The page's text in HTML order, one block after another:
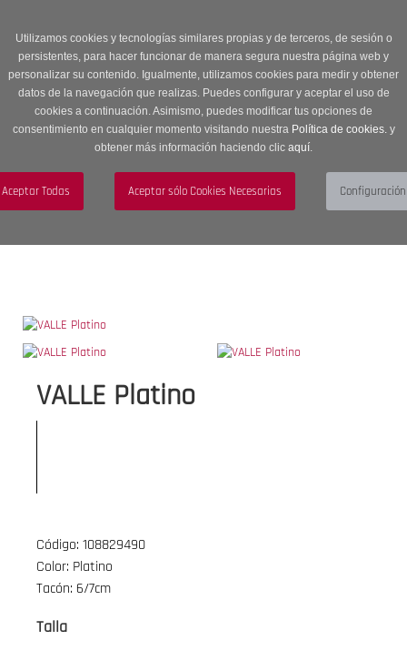
Utilizamos cookies y tecnologías similares propias y de terceros, de sesión o
persistentes, para hacer funcionar de manera segura nuestra página web y
personalizar su contenido. Igualmente, utilizamos cookies para medir y obtener
datos de la navegación que realizas. Puedes configurar y aceptar el uso de
cookies a continuación. Asimismo, puedes modificar tus opciones de
consentimiento en cualquier momento visitando nuestra Política de cookies.y
obtener más información haciendo clic aquí.
descuento en Sección OUTLET con código OUTLET20
navigation
Menú
VALLE Platino
Código: 108829490
Color: Platino
Tacón: 6/7cm
Talla